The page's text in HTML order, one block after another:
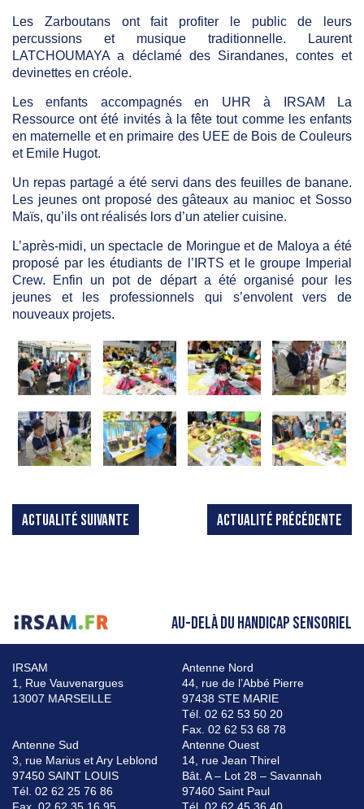
Les Zarboutans ont fait profiter le public de leurs
percussions et musique traditionnelle. Laurent
LATCHOUMAYA a déclamé des Sirandanes, contes et
devinettes en créole.
Les enfants accompagnés en UHR à IRSAM La
Ressource ont été invités à la fête tout comme les enfants
en maternelle et en primaire des UEE de Bois de Couleurs
et Emile Hugot.
Un repas partagé a été servi dans des feuilles de banane.
Les jeunes ont proposé des gâteaux au manioc et Sosso
Maïs, qu’ils ont réalisés lors d’un atelier cuisine.
L’après-midi, un spectacle de Moringue et de Maloya a été
proposé par les étudiants de l’IRTS et le groupe Imperial
Crew. Enfin un pot de départ a été organisé pour les
jeunes et les professionnels qui s’envolent vers de
nouveaux projets.
ACTUALITÉ SUIVANTE ACTUALITÉ PRÉCÉDENTE
AU-DELÀ DU HANDICAP SENSORIEL
IRSAM
1, Rue Vauvenargues
13007 MARSEILLE
Antenne Nord
44, rue de l’Abbé Pierre
97438 STE MARIE
Tél. 02 62 53 50 20
Fax. 02 62 53 68 78
Antenne Sud
3, rue Marius et Ary Leblond
97450 SAINT LOUIS
Tél. 02 62 25 76 86
Fax. 02 62 35 16 95
Antenne Ouest
14, rue Jean Thirel
Bât. A – Lot 28 – Savannah
97460 Saint Paul
Tél. 02 62 45 36 40